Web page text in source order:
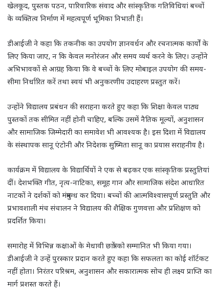
खेलकूद, पुस्तक पठन, पारिवारिक संवाद और सांस्कृतिक गतिविधियां बच्चों
के व्यक्तित्व निर्माण में महत्वपूर्ण भूमिका निभाती हैं।
डीआईजी ने कहा कि तकनीक का उपयोग ज्ञानवर्धन और रचनात्मक कार्यों के
लिए किया जाए, न कि केवल मनोरंजन और समय व्यर्थ करने के लिए। उन्होंने
अभिभावकों से आग्रह किया कि वे बच्चों के लिए मोबाइल उपयोग की समय-
सीमा निर्धारित करें तथा स्वयं भी अनुकरणीय उदाहरण प्रस्तुत करें।
उन्होंने विद्यालय प्रबंधन की सराहना करते हुए कहा कि शिक्षा केवल पाठ्य
पुस्तकों तक सीमित नहीं होनी चाहिए, बल्कि उसमें नैतिक मूल्यों, अनुशासन
और सामाजिक जिम्मेदारी का समावेश भी आवश्यक है। इस दिशा में विद्यालय
के संस्थापक सानू एंटोनी और निदेशक सुष्मिता सानू का प्रयास सराहनीय है।
कार्यक्रम में विद्यालय के विद्यार्थियों ने एक से बढ़कर एक सांस्कृतिक प्रस्तुतियां
दीं। देशभक्ति गीत, नृत्य-नाटिका, समूह गान और सामाजिक संदेश आधारित
नाटकों ने दर्शकों को मंत्रमुग्ध कर दिया। बच्चों की आत्मविश्वासपूर्ण प्रस्तुति और
प्रभावशाली मंच संचालन ने विद्यालय की शैक्षिक गुणवत्ता और प्रशिक्षण को
प्रदर्शित किया।
समारोह में विभिन्न कक्षाओं के मेधावी छात्रों को सम्मानित भी किया गया।
डीआईजी ने उन्हें पुरस्कार प्रदान करते हुए कहा कि सफलता का कोई शॉर्टकट
नहीं होता। निरंतर परिश्रम, अनुशासन और सकारात्मक सोच ही लक्ष्य प्राप्ति का
मार्ग प्रशस्त करते हैं।